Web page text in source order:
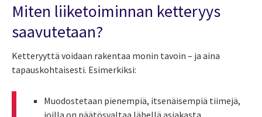
Miten liiketoiminnan ketteryys
saavutetaan?
Ketteryyttä voidaan rakentaa monin tavoin – ja aina
tapauskohtaisesti. Esimerkiksi:
Muodostetaan pienempiä, itsenäisempiä tiimejä,